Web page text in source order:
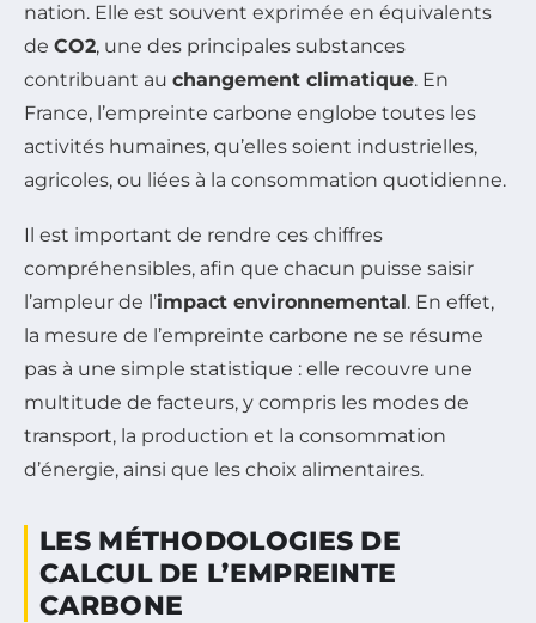
nation. Elle est souvent exprimée en équivalents
de CO2, une des principales substances
contribuant au changement climatique. En
France, l’empreinte carbone englobe toutes les
activités humaines, qu’elles soient industrielles,
agricoles, ou liées à la consommation quotidienne.
Il est important de rendre ces chiffres
compréhensibles, afin que chacun puisse saisir
l’ampleur de l’impact environnemental. En effet,
la mesure de l’empreinte carbone ne se résume
pas à une simple statistique : elle recouvre une
multitude de facteurs, y compris les modes de
transport, la production et la consommation
d’énergie, ainsi que les choix alimentaires.
LES MÉTHODOLOGIES DE
CALCUL DE L’EMPREINTE
CARBONE